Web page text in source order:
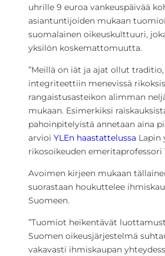
uhrille 9 euroa vankeuspäivää
asiantuntijoiden mukaan
suomalainen oikeuskulttuuri,
yksilön koskemattomuutta.
”Meillä on iät ja ajat ollut
integriteettiin menevissä
rangaistusasteikon alimman
mukaan. Esimerkiksi
pahoinpitelyistä annetaan aina
arvioi YLEn haastattelussa Lapin
rikosoikeuden emeritaprofessori
Avoimen kirjeen mukaan
suorastaan houkuttelee
Suomeen.
”Tuomiot heikentävät
Suomen oikeusjärjestelmä
vakavasti ihmiskaupan